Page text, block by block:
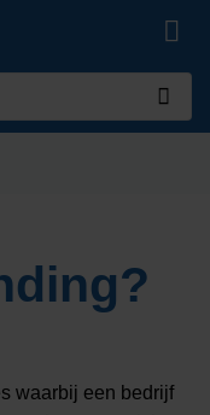
waarbij een bedrijf